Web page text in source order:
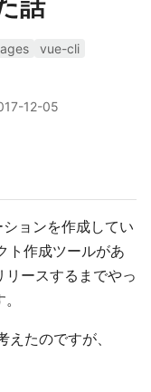
話
vue-cli
12-05
ョンを作成してい
ト作成ツールがあ
ースするまでやっ
たのですが、